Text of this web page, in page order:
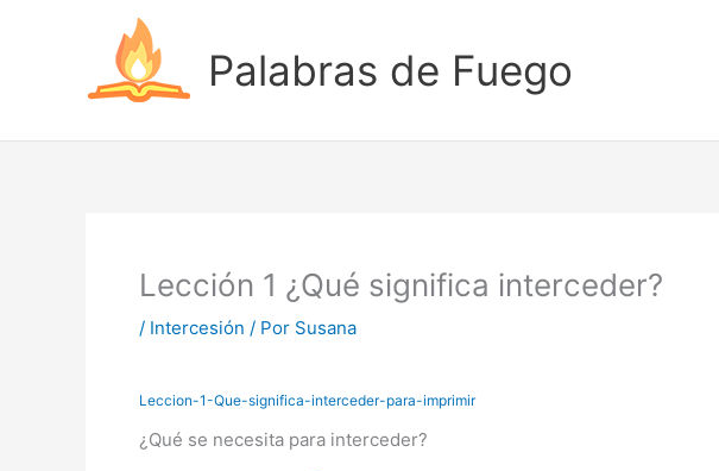
Palabras de Fuego
Lección 1 ¿Qué significa interceder?
/ Intercesión / Por Susana
Leccion-1-Que-significa-interceder-para-imprimir
¿Qué se necesita para interceder?